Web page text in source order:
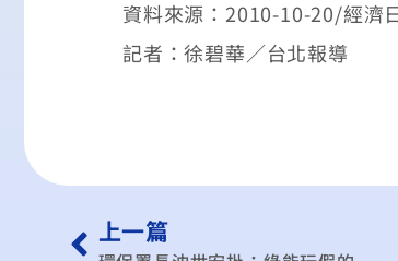
資料來源：2010-10-20/經濟
記者：徐碧華／台北報導
上一篇